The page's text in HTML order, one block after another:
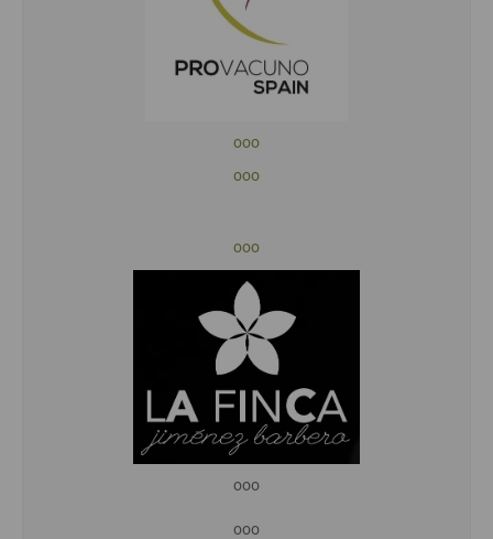
ooo
ooo
ooo
ooo
ooo